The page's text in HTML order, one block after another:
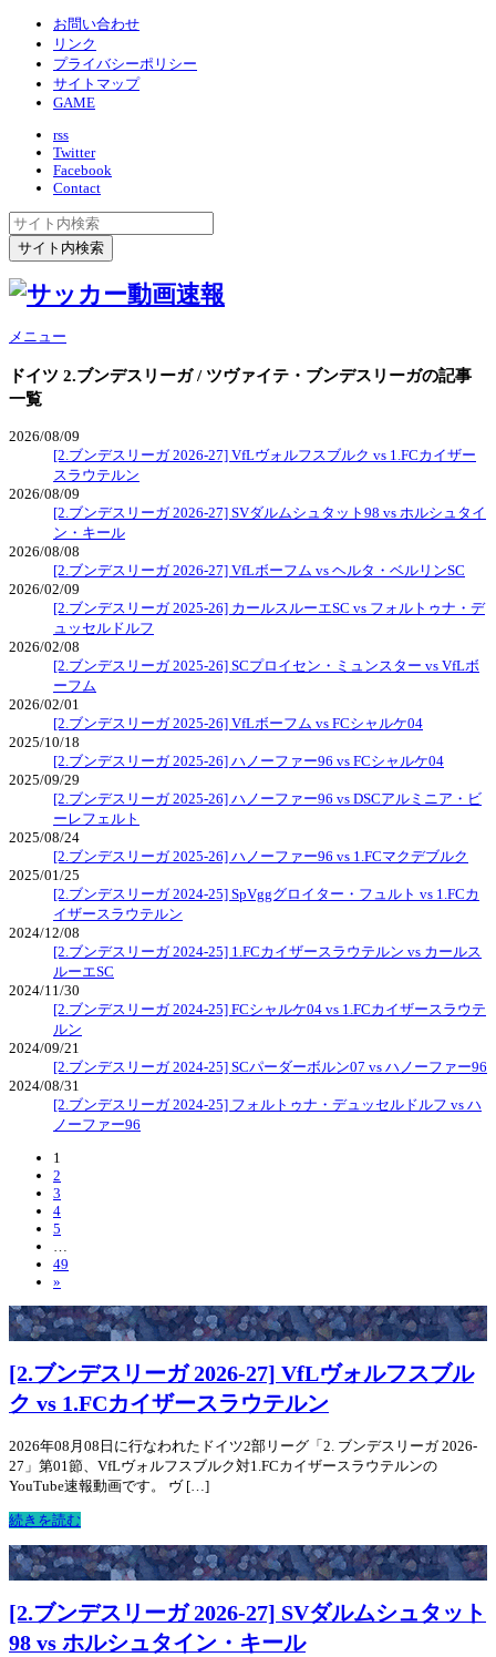
お問い合わせ
リンク
プライバシーポリシー
サイトマップ
GAME
rss
Twitter
Facebook
Contact
メニュー
ドイツ 2.ブンデスリーガ / ツヴァイテ・ブンデスリーガの記事
一覧
2026/08/09
[2.ブンデスリーガ 2026-27] VfLヴォルフスブルク vs 1.FCカイザー
スラウテルン
2026/08/09
[2.ブンデスリーガ 2026-27] SVダルムシュタット98 vs ホルシュタイ
ン・キール
2026/08/08
[2.ブンデスリーガ 2026-27] VfLボーフム vs ヘルタ・ベルリンSC
2026/02/09
[2.ブンデスリーガ 2025-26] カールスルーエSC vs フォルトゥナ・デ
ュッセルドルフ
2026/02/08
[2.ブンデスリーガ 2025-26] SCプロイセン・ミュンスター vs VfLボ
ーフム
2026/02/01
[2.ブンデスリーガ 2025-26] VfLボーフム vs FCシャルケ04
2025/10/18
[2.ブンデスリーガ 2025-26] ハノーファー96 vs FCシャルケ04
2025/09/29
[2.ブンデスリーガ 2025-26] ハノーファー96 vs DSCアルミニア・ビ
ーレフェルト
2025/08/24
[2.ブンデスリーガ 2025-26] ハノーファー96 vs 1.FCマクデブルク
2025/01/25
[2.ブンデスリーガ 2024-25] SpVggグロイター・フュルト vs 1.FCカ
イザースラウテルン
2024/12/08
[2.ブンデスリーガ 2024-25] 1.FCカイザースラウテルン vs カールス
ルーエSC
2024/11/30
[2.ブンデスリーガ 2024-25] FCシャルケ04 vs 1.FCカイザースラウテ
ルン
2024/09/21
[2.ブンデスリーガ 2024-25] SCパーダーボルン07 vs ハノーファー96
2024/08/31
[2.ブンデスリーガ 2024-25] フォルトゥナ・デュッセルドルフ vs ハ
ノーファー96
1
2
3
4
5
49
»
[2.ブンデスリーガ 2026-27] VfLヴォルフスブル
ク vs 1.FCカイザースラウテルン
2026年08月08日に行なわれたドイツ2部リーグ「2. ブンデスリーガ 2026-
27」第01節、VfLヴォルフスブルク対1.FCカイザースラウテルンの
YouTube速報動画です。 ヴ […]
続きを読む
[2.ブンデスリーガ 2026-27] SVダルムシュタット
98 vs ホルシュタイン・キール